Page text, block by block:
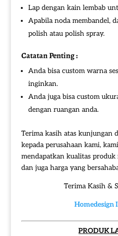
Lap dengan kain lembab
Apabila noda membandel,
polish atau polish spray.
Catatan Penting :
Anda bisa custom warna
inginkan.
Anda juga bisa custom
dengan ruangan anda.
Terima kasih atas kunjungan
kepada perusahaan kami,
mendapatkan kualitas
dan juga harga yang
Terima Kasih &
Homedesign
PRODUK